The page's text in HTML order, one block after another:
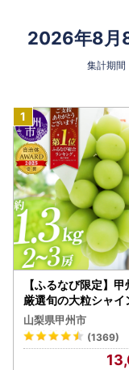
2026年8月
集計期間
【ふるなび限定】
厳選旬の大粒シャイ
カット 約1.3kg 2～3
026年発送】（MG
472 FN-Limited-
インマスカット フ
山梨県甲州市
(1369)